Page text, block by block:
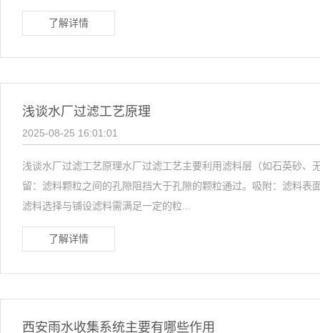
了解详情
浅谈水厂过滤工艺原理
2025-08-25 16:01:01
浅谈水厂过滤工艺原理水厂过滤工艺主要利用滤料层（如石英砂
留：滤料颗粒之间的孔隙阻挡大于孔隙的颗粒通过。吸附：滤料
滤料选择与铺设滤料需满足一定的粒...
了解详情
西安雨水收集系统主要有哪些作用